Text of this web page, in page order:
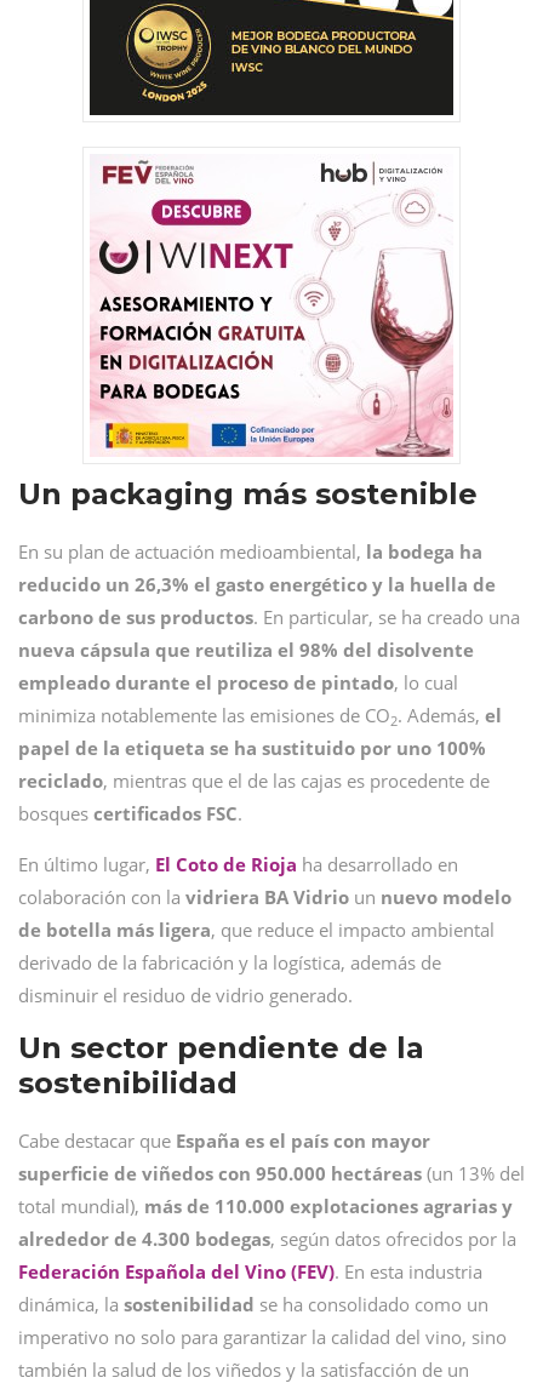
Un packaging más sostenible
En su plan de actuación medioambiental, la bodega ha
reducido un 26,3% el gasto energético y la huella de
carbono de sus productos. En particular, se ha creado una
nueva cápsula que reutiliza el 98% del disolvente
empleado durante el proceso de pintado, lo cual
minimiza notablemente las emisiones de CO2. Además, el
papel de la etiqueta se ha sustituido por uno 100%
reciclado, mientras que el de las cajas es procedente de
bosques certificados FSC.
En último lugar, El Coto de Rioja ha desarrollado en
colaboración con la vidriera BA Vidrio un nuevo modelo
de botella más ligera, que reduce el impacto ambiental
derivado de la fabricación y la logística, además de
disminuir el residuo de vidrio generado.
Un sector pendiente de la
sostenibilidad
Cabe destacar que España es el país con mayor
superficie de viñedos con 950.000 hectáreas (un 13% del
total mundial), más de 110.000 explotaciones agrarias y
alrededor de 4.300 bodegas, según datos ofrecidos por la
Federación Española del Vino (FEV). En esta industria
dinámica, la sostenibilidad se ha consolidado como un
imperativo no solo para garantizar la calidad del vino, sino
también la salud de los viñedos y la satisfacción de un